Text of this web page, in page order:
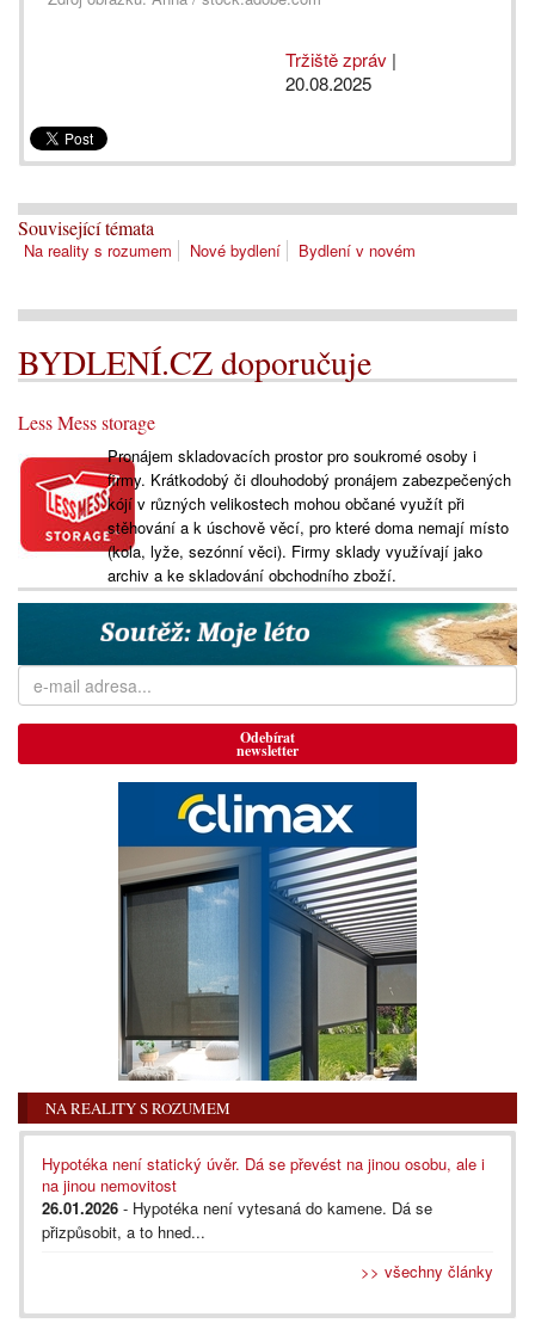
Tržiště zpráv |
20.08.2025
Související témata
Na reality s rozumem Nové bydlení Bydlení v novém
BYDLENÍ.CZ doporučuje
Less Mess storage
Pronájem skladovacích prostor pro soukromé osoby i
firmy. Krátkodobý či dlouhodobý pronájem zabezpečených
kójí v různých velikostech mohou občané využít při
stěhování a k úschově věcí, pro které doma nemají místo
(kola, lyže, sezónní věci). Firmy sklady využívají jako
archiv a ke skladování obchodního zboží.
Odebírat
newsletter
NA REALITY S ROZUMEM
Hypotéka není statický úvěr. Dá se převést na jinou osobu, ale i
na jinou nemovitost
26.01.2026 - Hypotéka není vytesaná do kamene. Dá se
přizpůsobit, a to hned...
>> všechny články